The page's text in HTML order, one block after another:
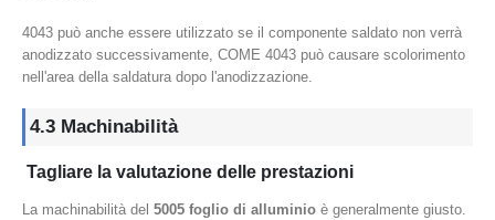
4043 può anche essere utilizzato se il componente saldato non verrà
anodizzato successivamente, COME 4043 può causare scolorimento
nell'area della saldatura dopo l'anodizzazione.
4.3 Machinabilità
Tagliare la valutazione delle prestazioni
La machinabilità del 5005 foglio di alluminio è generalmente giusto.